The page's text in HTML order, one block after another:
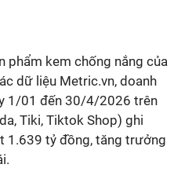
phẩm kem chống nắng của
dữ liệu Metric.vn, doanh
1/01 đến 30/4/2026 trên
Tiki, Tiktok Shop) ghi
1.639 tỷ đồng, tăng trưởng